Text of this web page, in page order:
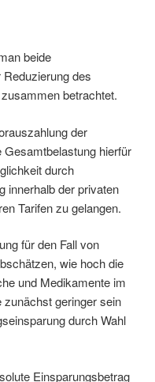
beide
des
betrachtet.
der
hierfür
durch
innerhalb der privaten
Tarifen zu gelangen.
für den Fall von
wie hoch die
und Medikamente im
geringer sein
durch Wahl
Einsparungsbetrag